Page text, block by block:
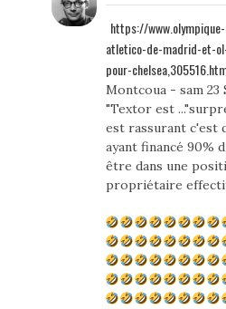
https://
atletico-de-madrid-et-
pour-
Montcoua - sam 23
"Textor est
est rassurant c'est
ayant financé 90%
être dans une
propriétaire